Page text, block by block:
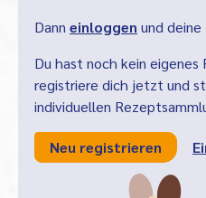
Dann einloggen und
Du hast noch kein eigenes
registriere dich jetzt und
individuellen
Neu registrieren